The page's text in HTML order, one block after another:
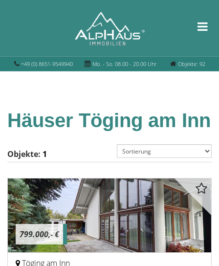
+49 (0) 8651-9549940 Mo. - So. 08.00 - 20.00 Uhr Objekte: 92
Häuser Töging am Inn
Objekte: 1
799.000,- €
Töging am Inn